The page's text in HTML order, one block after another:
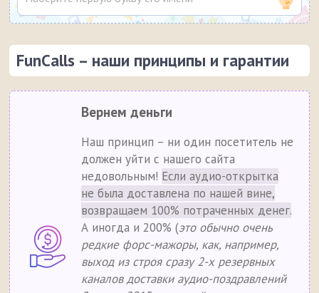
FunCalls – наши принципы и гарантии
Вернем деньги
Наш принцип – ни один посетитель не
должен уйти с нашего сайта
недовольным! Если аудио-открытка
не была доставлена по нашей вине,
возвращаем 100% потраченных денег.
А иногда и 200% (это обычно очень
редкие форс-мажоры, как, например,
выход из строя сразу 2-х резервных
каналов доставки аудио-поздравлений